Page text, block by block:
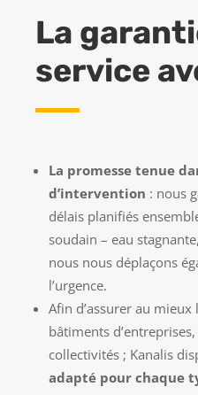
La
service
La promesse tenue
d’intervention : nous
délais planifiés
soudain – eau
nous nous déplaçons
l’urgence.
Afin d’assurer au
bâtiments
collectivités ; Kanalis
adapté pour chaque